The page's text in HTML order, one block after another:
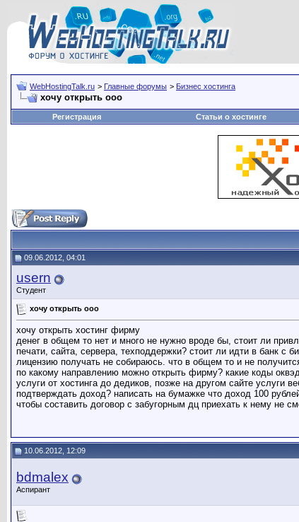
WebHostingTalk.ru > Главные форумы > Бизнес хостинга
хочу открыть ооо
Регистрация
Статьи о хостинге
09.06.2012, 04:01
usern
Студент
хочу открыть ооо
хочу открыть хостинг фирму
денег в общем то нет и много не нужно вроде бы, стоит ли
печати, сайта, сервера, техподдержки? стоит ли идти в банк с
лицензию получать не собираюсь. что в общем то и не
по какому направлению можно открыть фирму? какие коды
услуги от хостинга до дедиков, позже на другом сайте услуги
подтверждать доход? написать на бумажке что доход 100
чтобы составить договор с забугорным дц приехать к нему не
10.06.2012, 12:09
bdmalex
Аспирант